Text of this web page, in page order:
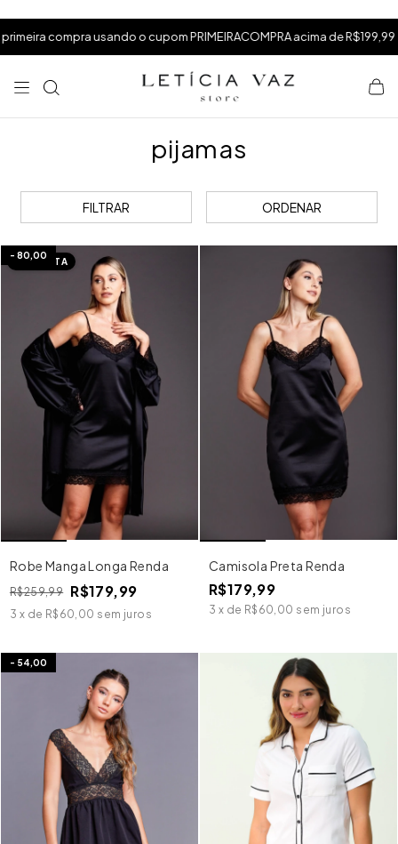
compra usando o cupom PRIMEIRACOMPRA acima de R$199,99 .
pijamas
FILTRAR ORDENAR
- 80,00
Robe Manga Longa Renda
R$259,99 R$179,99
3 x de R$60,00 sem juros
IMEDIATA
Camisola Preta Renda
R$179,99
3 x de R$60,00 sem juros
- 54,00